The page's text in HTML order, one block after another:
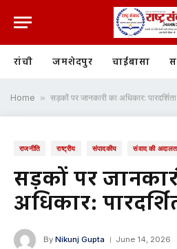
रांची जमशेदपुर चाईबासा
Home » सड़कों पर जानकारी का अधिकार:
राजनीति राष्ट्रीय संपादकीय संवाद की अदालत
सड़कों पर
अधिकार:
By Nikunj Gupta June 14, 2026